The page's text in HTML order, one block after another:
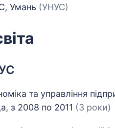
Умань (УНУС)
та управління
з 2008 по 2011 (3 роки)